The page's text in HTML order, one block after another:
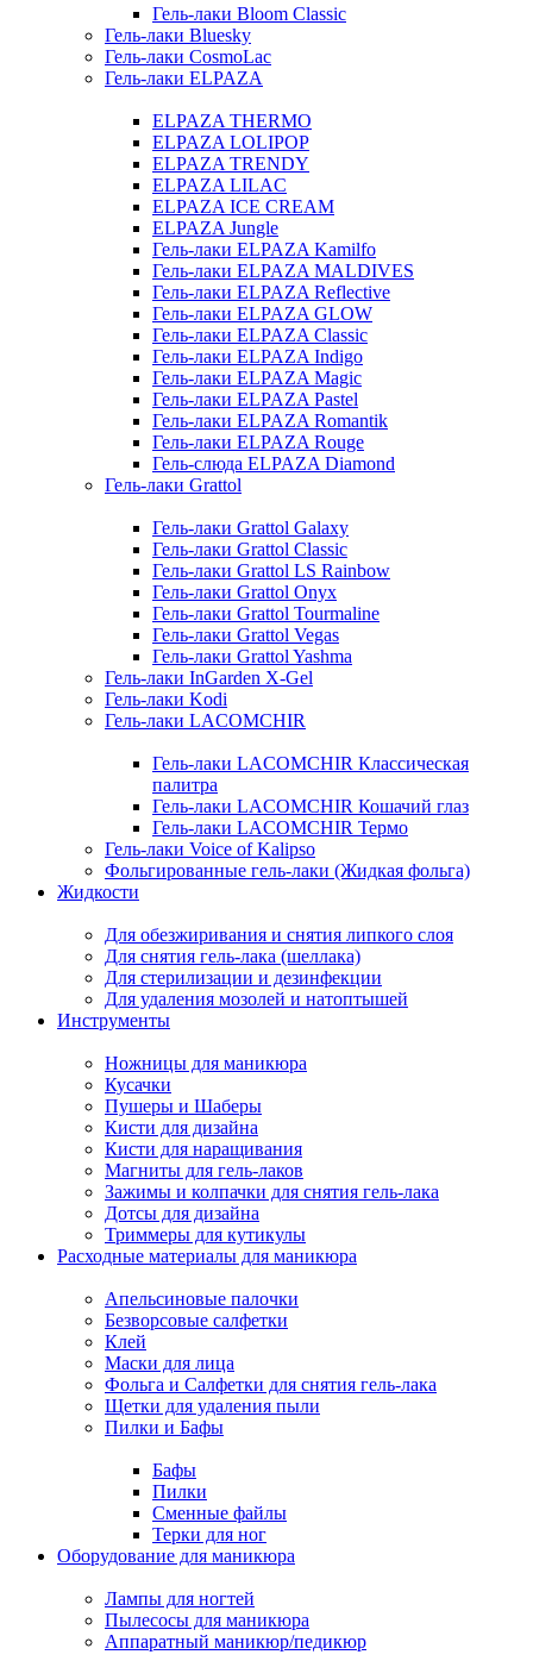
Гель-лаки Bloom Classic
Гель-лаки Bluesky
Гель-лаки CosmoLac
Гель-лаки ELPAZA
ELPAZA THERMO
ELPAZA LOLIPOP
ELPAZA TRENDY
ELPAZA LILAC
ELPAZA IСE CREAM
ELPAZA Jungle
Гель-лаки ELPAZA Kamilfo
Гель-лаки ELPAZA MALDIVES
Гель-лаки ELPAZA Reflective
Гель-лаки ELPAZA GLOW
Гель-лаки ELPAZA Classic
Гель-лаки ELPAZA Indigo
Гель-лаки ELPAZA Magic
Гель-лаки ELPAZA Pastel
Гель-лаки ELPAZA Romantik
Гель-лаки ELPAZA Rouge
Гель-слюда ELPAZA Diamond
Гель-лаки Grattol
Гель-лаки Grattol Galaxy
Гель-лаки Grattol Classic
Гель-лаки Grattol LS Rainbow
Гель-лаки Grattol Onyx
Гель-лаки Grattol Tourmaline
Гель-лаки Grattol Vegas
Гель-лаки Grattol Yashma
Гель-лаки InGarden X-Gel
Гель-лаки Kodi
Гель-лаки LACOMCHIR
Гель-лаки LACOMCHIR Классическая
палитра
Гель-лаки LACOMCHIR Кошачий глаз
Гель-лаки LACOMCHIR Термо
Гель-лаки Voice of Kalipso
Фольгированные гель-лаки (Жидкая фольга)
Жидкости
Для обезжиривания и снятия липкого слоя
Для снятия гель-лака (шеллака)
Для стерилизации и дезинфекции
Для удаления мозолей и натоптышей
Инструменты
Ножницы для маникюра
Кусачки
Пушеры и Шаберы
Кисти для дизайна
Кисти для наращивания
Магниты для гель-лаков
Зажимы и колпачки для снятия гель-лака
Дотсы для дизайна
Триммеры для кутикулы
Расходные материалы для маникюра
Апельсиновые палочки
Безворсовые салфетки
Клей
Маски для лица
Фольга и Салфетки для снятия гель-лака
Щетки для удаления пыли
Пилки и Бафы
Бафы
Пилки
Сменные файлы
Терки для ног
Оборудование для маникюра
Лампы для ногтей
Пылесосы для маникюра
Аппаратный маникюр/педикюр